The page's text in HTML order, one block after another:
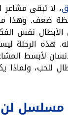
، لا تبقى مشاعر
ضعف.
نفس
هذه الرحلة
لأبسط
للحب، ولماذا
مسلسل